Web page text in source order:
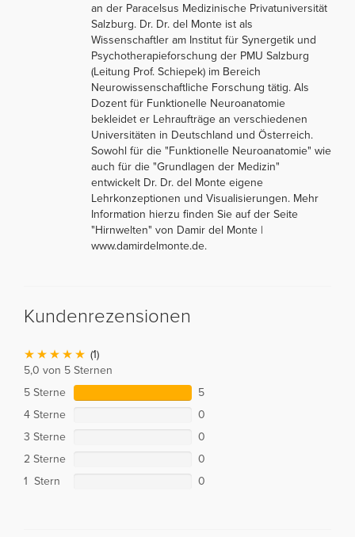
an der Paracelsus Medizinische Privatuniversität
Salzburg. Dr. Dr. del Monte ist als
Wissenschaftler am Institut für Synergetik und
Psychotherapieforschung der PMU Salzburg
(Leitung Prof. Schiepek) im Bereich
Neurowissenschaftliche Forschung tätig. Als
Dozent für Funktionelle Neuroanatomie
bekleidet er Lehraufträge an verschiedenen
Universitäten in Deutschland und Österreich.
Sowohl für die "Funktionelle Neuroanatomie" wie
auch für die "Grundlagen der Medizin"
entwickelt Dr. Dr. del Monte eigene
Lehrkonzeptionen und Visualisierungen. Mehr
Information hierzu finden Sie auf der Seite
"Hirnwelten" von Damir del Monte |
www.damirdelmonte.de.
Kundenrezensionen
(1)
5,0 von 5 Sternen
5 Sterne
5
4 Sterne
0
3 Sterne
0
2 Sterne
0
1 Stern
0